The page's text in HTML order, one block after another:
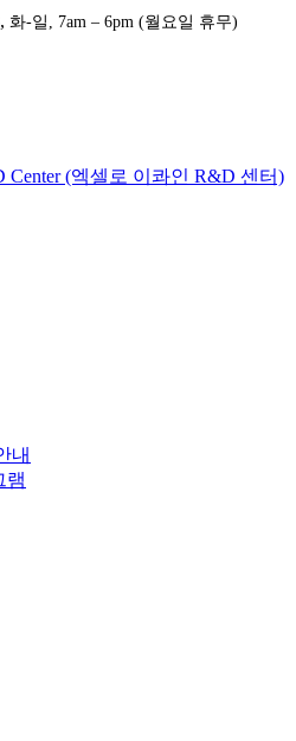
, 화-일, 7am – 6pm (월요일 휴무)
내
램